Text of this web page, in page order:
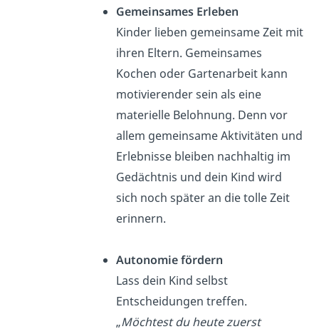
Gemeinsames Erleben
Kinder lieben gemeinsame Zeit mit
ihren Eltern. Gemeinsames
Kochen oder Gartenarbeit kann
motivierender sein als eine
materielle Belohnung. Denn vor
allem gemeinsame Aktivitäten und
Erlebnisse bleiben nachhaltig im
Gedächtnis und dein Kind wird
sich noch später an die tolle Zeit
erinnern.
Autonomie fördern
Lass dein Kind selbst
Entscheidungen treffen.
„Möchtest du heute zuerst